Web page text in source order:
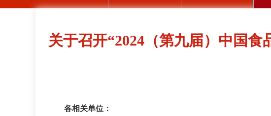
关于召开“2024（第九届）中国
各相关单位：